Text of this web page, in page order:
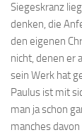
Siegeskranz
denken, die
den eigenen
nicht, denen er
sein Werk hat
Paulus ist mit
man ja schon
manches